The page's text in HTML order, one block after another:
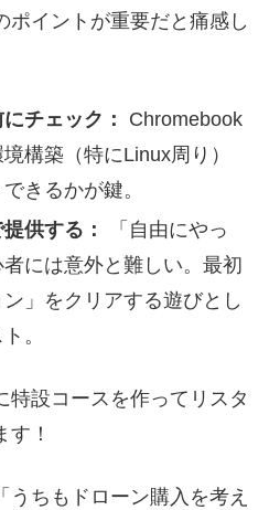
ポイントが重要だと痛感し
チェック：
Chromebook
構築（特にLinux周り）
きるかが鍵。
供する：
「自由にやっ
には意外と難しい。最初
」をクリアする遊びとし
。
特設コースを作ってリスタ
！
ちもドローン購入を考え